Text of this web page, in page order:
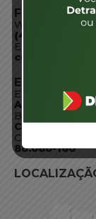
FALE
WhatsApp:
(48) 3664-
E-mail:
ENDEREÇO
Endereço:
Av. Almirante
Bairro:
Coqueiros,
CEP:
88.080-160